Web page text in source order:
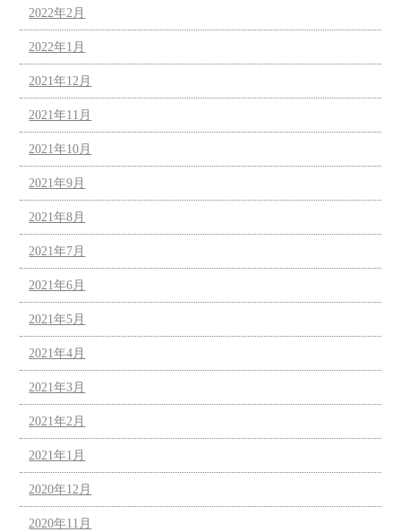
2022年2月
2022年1月
2021年12月
2021年11月
2021年10月
2021年9月
2021年8月
2021年7月
2021年6月
2021年5月
2021年4月
2021年3月
2021年2月
2021年1月
2020年12月
2020年11月